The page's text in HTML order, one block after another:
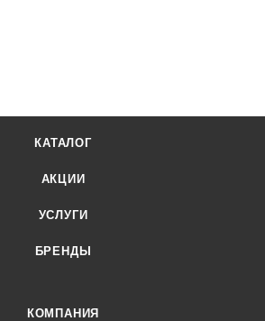
КАТАЛОГ
АКЦИИ
УСЛУГИ
БРЕНДЫ
КОМПАНИЯ